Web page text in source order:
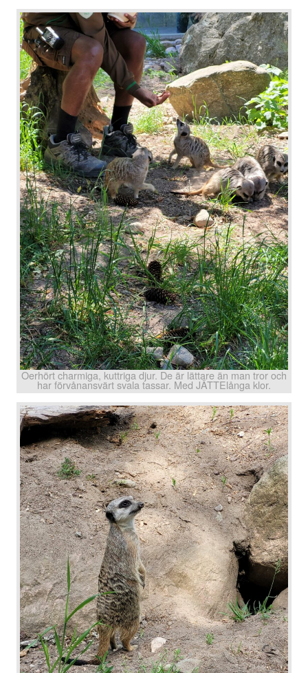
Oerhört charmiga, kuttriga djur. De är lättare än man tror och
har förvånansvärt svala tassar. Med JÄTTElånga klor.